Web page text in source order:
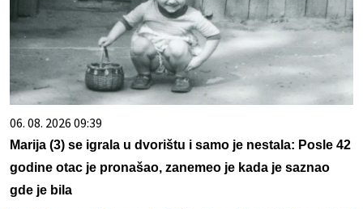
06. 08. 2026 09:39
Marija (3) se igrala u dvorištu i samo je nestala: Posle 42
godine otac je pronašao, zanemeo je kada je saznao
gde je bila